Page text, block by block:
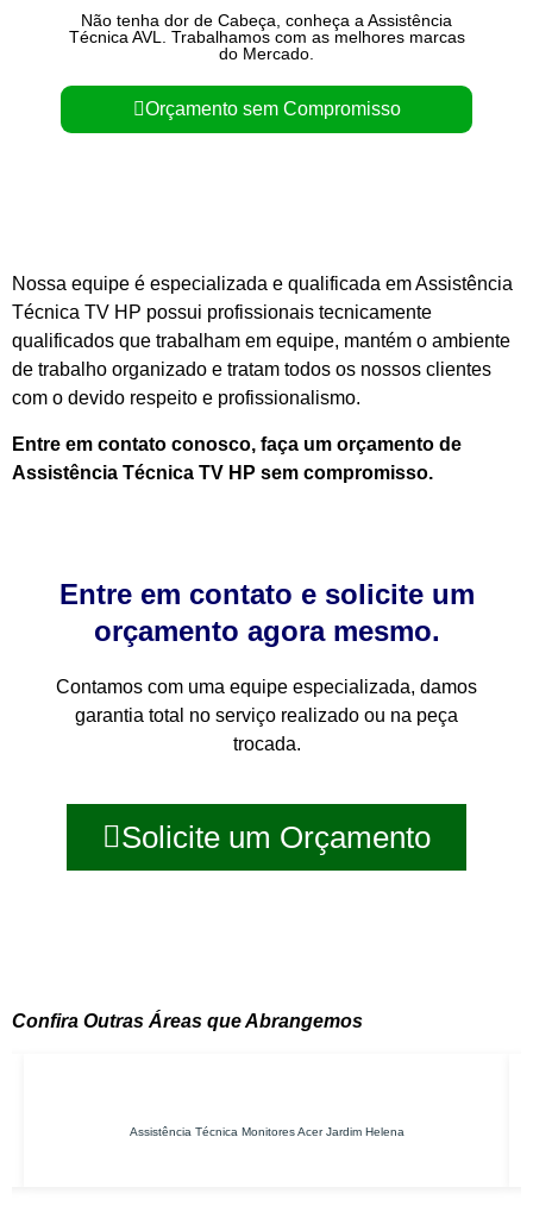
conheça a Assistência
com as melhores marcas
sem Compromisso
Não tenha dor de
Técnica AVL.
Nossa equipe é especializada e qualificada em Assistência
Técnica TV HP possui profissionais tecnicamente
qualificados que trabalham em equipe, mantém o ambiente
de trabalho organizado e tratam todos os nossos clientes
com o devido respeito e profissionalismo.
Entre em contato conosco, faça um orçamento de
Assistência Técnica TV HP sem compromisso.
Entre em contato e solicite um
orçamento agora mesmo.
Contamos com uma equipe especializada, damos
garantia total no serviço realizado ou na peça
trocada.
Solicite um Orçamento
Confira Outras Áreas que Abrangemos
Assistência Técnica Monitores Acer Jardim Helena